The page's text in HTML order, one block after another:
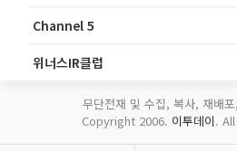
Channel 5
위너스IR클럽
무단전재 및 수집, 복사, 재배
Copyright 2006. 이투데이.